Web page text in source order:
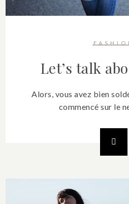
Let’s talk
Alors, vous avez bien
commencé sur le